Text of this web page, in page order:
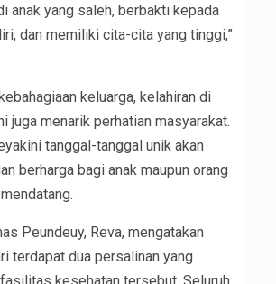
anak yang saleh, berbakti kepada
dan memiliki cita-cita yang tinggi,”
keluarga, kelahiran di
juga menarik perhatian masyarakat.
tanggal-tanggal unik akan
berharga bagi anak maupun orang
Peundeuy, Reva, mengatakan
terdapat dua persalinan yang